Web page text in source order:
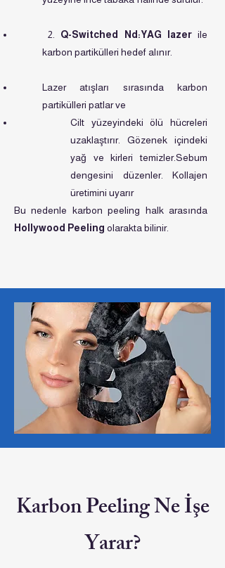
2. Q-Switched Nd:YAG lazerile
karbon partikülleri hedef alınır.
Lazer atışları sırasında karbon
partikülleri patlar ve
Cilt yüzeyindeki ölü hücreleri
uzaklaştırır. Gözenek içindeki
yağ ve kirleri temizler.Sebum
dengesini düzenler. Kollajen
üretimini uyarır
Bu nedenle karbon peeling halk arasında
Hollywood Peeling olarakta bilinir.​
Karbon Peeling Ne İşe
Yarar?